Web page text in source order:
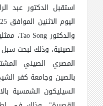
استقبل الدكتور عبد
اليوم الاثنين الموافق 5/5/2025، الدكتور
والدكتورTao Song،
الصينية، وذلك لبحث
المصري الصيني
بالصين وجامعة كفر
السيليكون الشمسية